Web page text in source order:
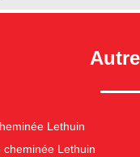
Lethuin
cheminée Lethuin